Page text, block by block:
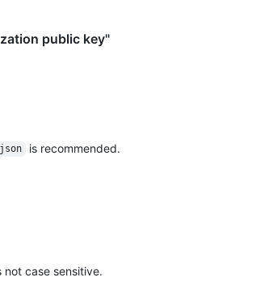
public key"
is recommended.
not case sensitive.